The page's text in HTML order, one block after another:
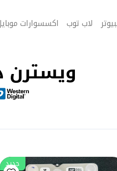
لاب توب اكسسوارات
ويسترن
جديد